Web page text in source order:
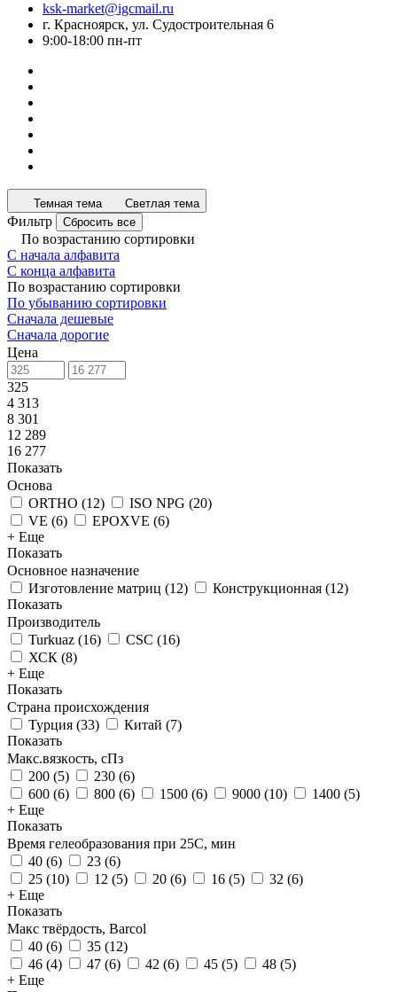
ksk-market@igcmail.ru
г. Красноярск, ул. Судостроительная 6
9:00-18:00 пн-пт
Темная тема Светлая тема
Фильтр Сбросить все
По возрастанию сортировки
С начала алфавита
С конца алфавита
По возрастанию сортировки
По убыванию сортировки
Сначала дешевые
Сначала дорогие
Цена
325
4 313
8 301
12 289
16 277
Показать
Основа
ORTHO (12) ISO NPG (20)
VE (6) EPOXVE (6)
+ Еще
Показать
Основное назначение
Изготовление матриц (12) Конструкционная (12)
Показать
Производитель
Turkuaz (16) CSC (16)
ХСК (8)
+ Еще
Показать
Страна происхождения
Турция (33) Китай (7)
Показать
Макс.вязкoсть, сПз
200 (5) 230 (6)
600 (6) 800 (6) 1500 (6) 9000 (10) 1400 (5)
+ Еще
Показать
Время гелеобразования при 25С, мин
40 (6) 23 (6)
25 (10) 12 (5) 20 (6) 16 (5) 32 (6)
+ Еще
Показать
Макс твёрдость, Barcol
40 (6) 35 (12)
46 (4) 47 (6) 42 (6) 45 (5) 48 (5)
+ Еще